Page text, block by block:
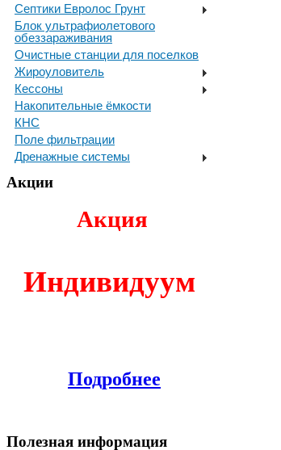
Септики Евролос Грунт
Блок ультрафиолетового
обеззараживания
Очистные станции для поселков
Жироуловитель
Кессоны
Накопительные ёмкости
КНС
Поле фильтрации
Дренажные системы
Акции
Акция
Индивидуум
Подробнее
Полезная информация